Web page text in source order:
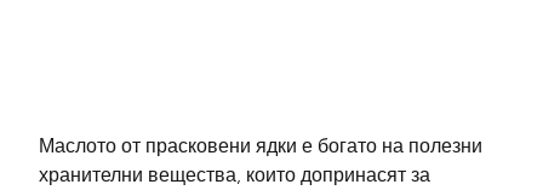
Маслото от прасковени ядки е богато на полезни
хранителни вещества, които допринасят за